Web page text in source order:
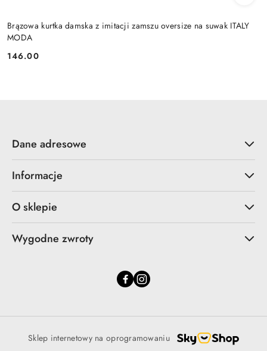
Brązowa kurtka damska z imitacji zamszu oversize na suwak ITALY
MODA
Cena:
146.00
Dane adresowe
Informacje
O sklepie
Wygodne zwroty
Sklep internetowy na oprogramowaniu